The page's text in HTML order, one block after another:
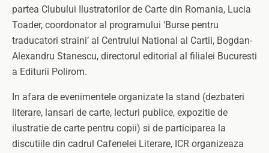
partea Clubului Ilustratorilor de Carte din Romania, Lucia
Toader, coordonator al programului ‘Burse pentru
traducatori straini’ al Centrului National al Cartii, Bogdan-
Alexandru Stanescu, directorul editorial al filialei Bucuresti
a Editurii Polirom.
In afara de evenimentele organizate la stand (dezbateri
literare, lansari de carte, lecturi publice, expozitie de
ilustratie de carte pentru copii) si de participarea la
discutiile din cadrul Cafenelei Literare, ICR organizeaza